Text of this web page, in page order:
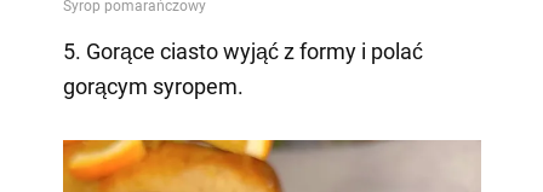
5. Gorące ciasto wyjąć z formy i polać
gorącym syropem.